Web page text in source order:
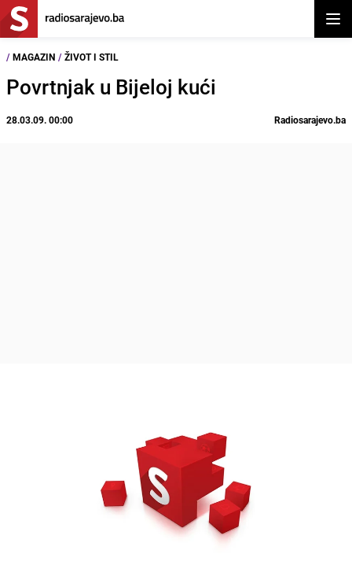
/ MAGAZIN / ŽIVOT I STIL
Povrtnjak u Bijeloj kući
28.03.09. 00:00 Radiosarajevo.ba